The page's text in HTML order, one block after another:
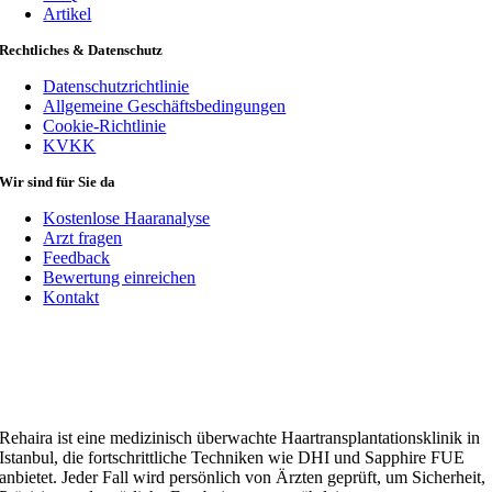
Artikel
Rechtliches & Datenschutz
Datenschutzrichtlinie
Allgemeine Geschäftsbedingungen
Cookie-Richtlinie
KVKK
Wir sind für Sie da
Kostenlose Haaranalyse
Arzt fragen
Feedback
Bewertung einreichen
Kontakt
Rehaira ist eine medizinisch überwachte Haartransplantationsklinik in
Istanbul, die fortschrittliche Techniken wie DHI und Sapphire FUE
anbietet. Jeder Fall wird persönlich von Ärzten geprüft, um Sicherheit,